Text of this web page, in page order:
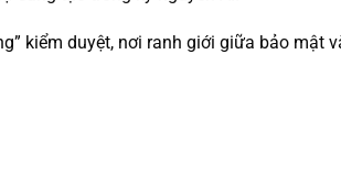
kiểm duyệt, nơi ranh giới giữa bảo mật